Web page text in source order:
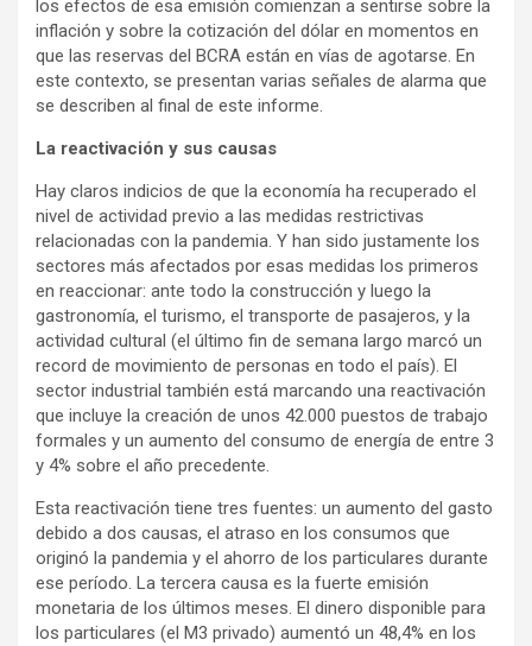
los efectos de esa emisión comienzan a sentirse sobre la
inflación y sobre la cotización del dólar en momentos en
que las reservas del BCRA están en vías de agotarse. En
este contexto, se presentan varias señales de alarma que
se describen al final de este informe.
La reactivación y sus causas
Hay claros indicios de que la economía ha recuperado el
nivel de actividad previo a las medidas restrictivas
relacionadas con la pandemia. Y han sido justamente los
sectores más afectados por esas medidas los primeros
en reaccionar: ante todo la construcción y luego la
gastronomía, el turismo, el transporte de pasajeros, y la
actividad cultural (el último fin de semana largo marcó un
record de movimiento de personas en todo el país). El
sector industrial también está marcando una reactivación
que incluye la creación de unos 42.000 puestos de trabajo
formales y un aumento del consumo de energía de entre 3
y 4% sobre el año precedente.
Esta reactivación tiene tres fuentes: un aumento del gasto
debido a dos causas, el atraso en los consumos que
originó la pandemia y el ahorro de los particulares durante
ese período. La tercera causa es la fuerte emisión
monetaria de los últimos meses. El dinero disponible para
los particulares (el M3 privado) aumentó un 48,4% en los